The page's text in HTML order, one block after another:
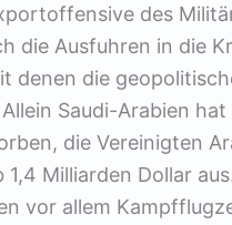
des
die Ausfuhren in die
denen die
Saudi-Arabien
die Vereinigten
1,4 Milliarden Dollar
vor allem